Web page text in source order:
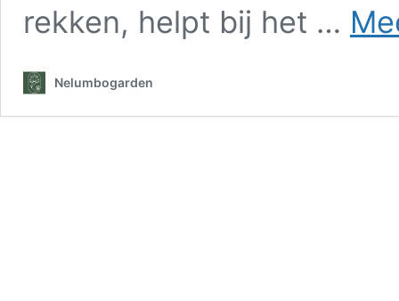
rekken, helpt bij het …
Nelumbogarden